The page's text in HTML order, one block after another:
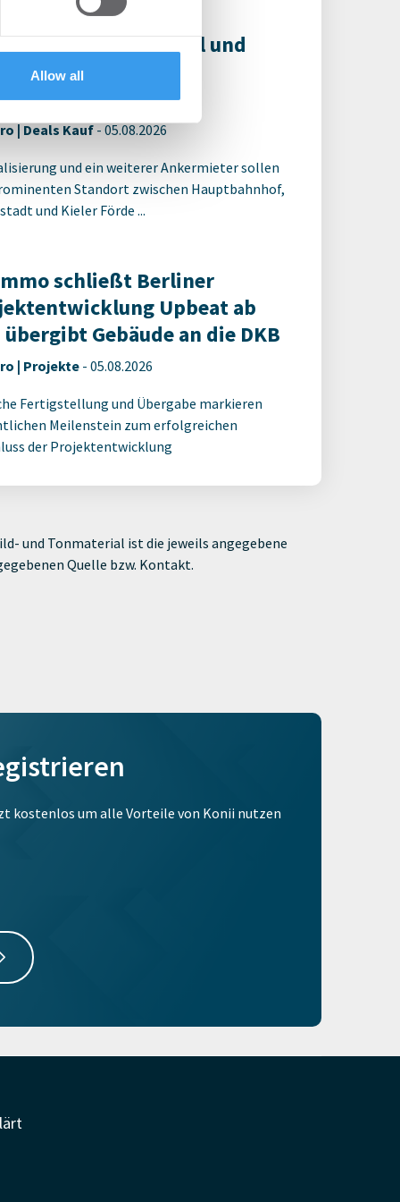
Allow all
erwirbt das CAP Kiel und
umfassende
| Deals Kauf- 05.08.2026
und ein weiterer Ankermieter sollen
Standort zwischen Hauptbahnhof,
und Kieler Förde ...
schließt Berliner
Upbeat ab
Gebäude an die DKB
| Projekte - 05.08.2026
Fertigstellung und Übergabe markieren
Meilenstein zum erfolgreichen
der Projektentwicklung
und Tonmaterial ist die jeweils angegebene
Quelle bzw. Kontakt.
kostenlos um alle Vorteile von Konii nutzen